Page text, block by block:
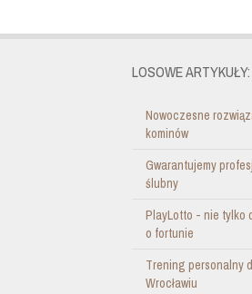
LOSOWE ARTYKUŁY:
Nowoczesne
kominów
Gwarantujemy
ślubny
PlayLotto - nie tylko
o fortunie
Trening personalny
Wrocławiu